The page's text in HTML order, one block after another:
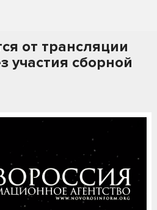
от трансляции
участия сборной